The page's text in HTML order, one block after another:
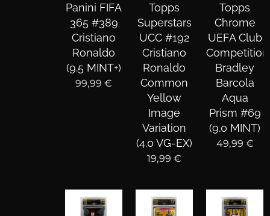
Panini FIFA
365 #389
Cristiano
Ronaldo
(9.5 MINT+)
99,99 €
Topps
Superstars
UCC #192
Cristiano
Ronaldo
Common
Yellow
Image
Variation
(4.0 VG-EX)
19,99 €
Topps
Chrome
UEFA Club
Bradley
Barcola
Aqua
Prism #69
(9.0 MINT)
49,99 €